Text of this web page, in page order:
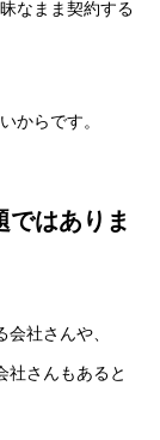
なまま契約する
からです。
ではありま
社さんや、
社さんもあると